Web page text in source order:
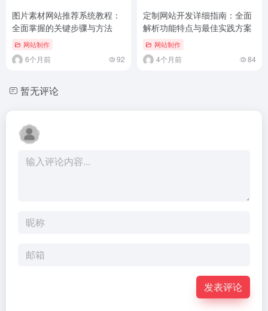
图片素材网站推荐系统教程：
全面掌握的关键步骤与方法
网站制作
6个月前 92
定制网站开发详细指南：全面
解析功能特点与最佳实践方案
网站制作
4个月前 84
暂无评论
发表评论